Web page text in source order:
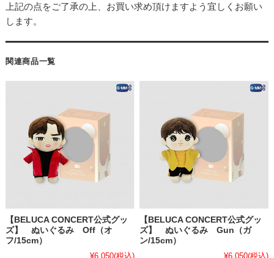
上記の点をご了承の上、お買い求め頂けますよう宜しくお願い
します。
関連商品一覧
【BELUCA CONCERT公式グッ
ズ】 ぬいぐるみ Off（オ
フ/15cm）
¥6,050(税込)
【BELUCA CONCERT公式グッ
ズ】 ぬいぐるみ Gun（ガ
ン/15cm）
¥6,050(税込)